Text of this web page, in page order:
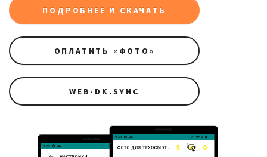
ПОДРОБНЕЕ И СКАЧАТЬ
ОПЛАТИТЬ «ФОТО»
WEB-DK.SYNC